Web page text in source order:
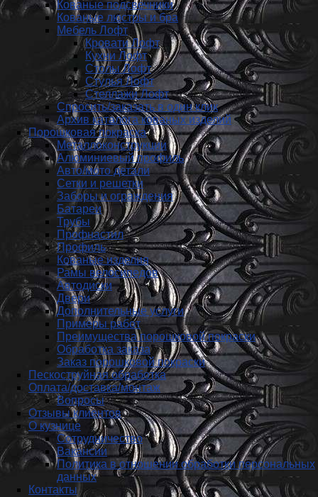
Кованые подсвечники
Кованые люстры и бра
Мебель Лофт
Кровати Лофт
Кухни Лофт
Столы Лофт
Стулья Лофт
Стеллажи Лофт
Спросить/заказать в один клик
Архив каталога кованых изделий
Порошковая покраска
Металлоконструкции
Алюминиевый профиль
Авто/мото детали
Сетки и решетки
Заборы и ограждения
Батареи
Трубы
Профнастил
Профиль
Кованые изделия
Рамы велосипедов
Автодиски
Двери
Дополнительные услуги
Примеры работ
Преимущества порошковой покраски
Обработка заказа
Заказ порошковой покраски
Пескоструйная обработка
Оплата/доставка/монтаж
Вопросы
Отзывы клиентов
О кузнице
Сотрудничество
Вакансии
Политика в отношении обработки персональных
данных
Контакты